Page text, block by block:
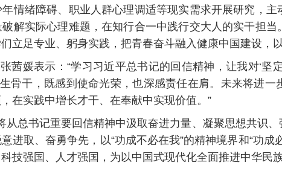
情绪障碍、职业人群心理调适等现实需求开展研究，
解实际心理难题，在知行合一中践行交大人的实干担当
立足专业、躬身实践，把青春奋斗融入健康中国建设，
茜媛表示：“学习习近平总书记的回信精神，让我对‘坚
骨干，既感到使命光荣，也深感责任在肩。未来将进
在实践中增长才干、在奉献中实现价值。”
从总书记重要回信精神中汲取奋进力量、凝聚思想共识
进取、奋勇争先，以“功成不必在我”的精神境界和“功
技强国、人才强国，为以中国式现代化全面推进中华民